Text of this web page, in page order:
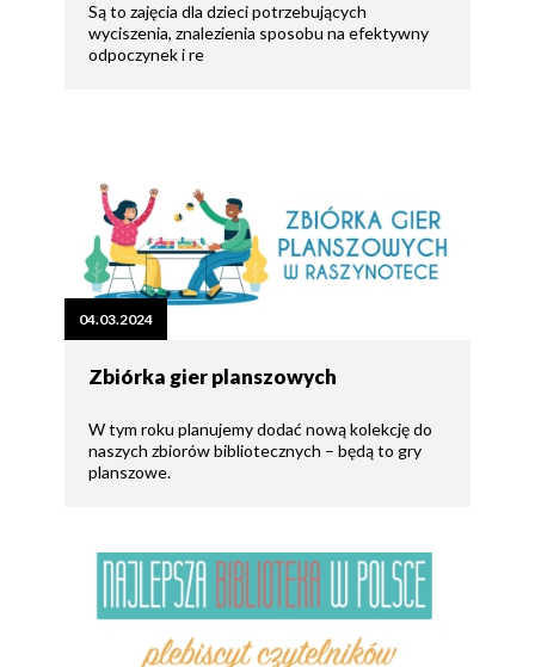
Są to zajęcia dla dzieci potrzebujących
wyciszenia, znalezienia sposobu na efektywny
odpoczynek i re
04.03.2024
Zbiórka gier planszowych
W tym roku planujemy dodać nową kolekcję do
naszych zbiorów bibliotecznych – będą to gry
planszowe.